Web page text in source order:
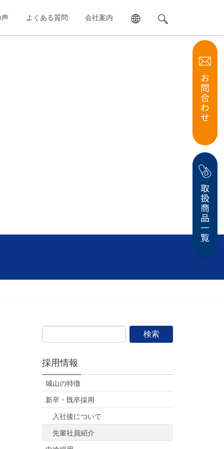
声 よくある質問 会社案内
採用情報
城山の特徴
新卒・既卒採用
入社後について
先輩社員紹介